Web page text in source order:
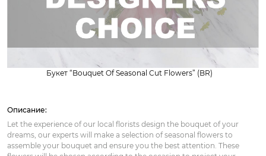
Букет “Bouquet Of Seasonal Cut Flowers” (BR)
Описание:
Let the experience of our local florists design the bouquet of your
dreams, our experts will make a selection of seasonal flowers to
assemble your bouquet and ensure you the best attention. These